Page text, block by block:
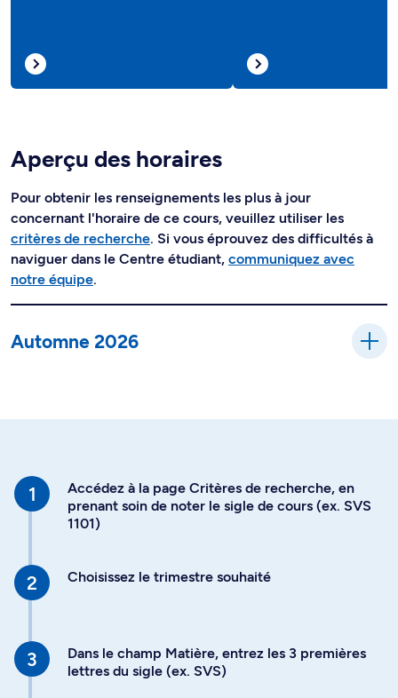
Aperçu des horaires
Pour obtenir les renseignements les plus à jour
concernant l'horaire de ce cours, veuillez utiliser les
critères de recherche. Si vous éprouvez des difficultés à
naviguer dans le Centre étudiant, communiquez avec
notre équipe.
Automne 2026
Accédez à la page Critères de recherche, en
prenant soin de noter le sigle de cours (ex. SVS
1101)
Choisissez le trimestre souhaité
Dans le champ Matière, entrez les 3 premières
lettres du sigle (ex. SVS)